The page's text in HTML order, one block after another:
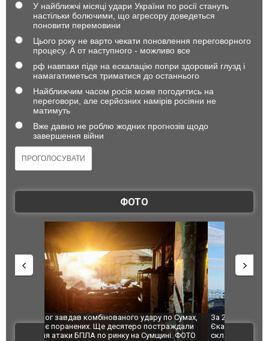
У найближчі місяці удари України по росії стануть
настільки болючими, що агресору доведеться
поновити перемовини
Цього року не варто чекати поновлення переговорного
процесу. А от наступного - можливо все
рф навпаки піде на ескалацію попри здоровий глузд і
намагатиметься триматися до останнього
Найближчим часом росія може погодитись на
переговори, але серйозних намірів росіяни не
матимуть
Вже давно не роблю жодних прогнозів щодо
завершення війни
ФОТО
За 2000 кілометрів від кордону з Україною: в
Єкатеринбурзі після атаки дронів загорівся
склад Wildberries. ФОТО. ВІДЕО
"Мої
ВІДЕО